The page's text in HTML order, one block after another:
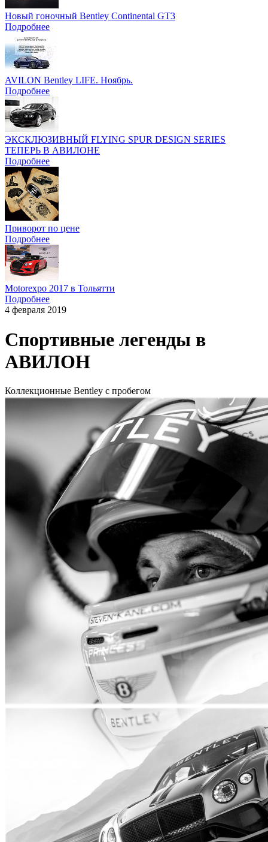
Новый гоночный Bentley Continental GT3
Подробнее
AVILON Bentley LIFE. Ноябрь.
Подробнее
ЭКСКЛЮЗИВНЫЙ FLYING SPUR DESIGN SERIES
ТЕПЕРЬ В АВИЛОНЕ
Подробнее
Приворот по цене
Подробнее
Motorexpo 2017 в Тольятти
Подробнее
4 февраля 2019
Спортивные легенды в
АВИЛОН
Коллекционные Bentley с пробегом